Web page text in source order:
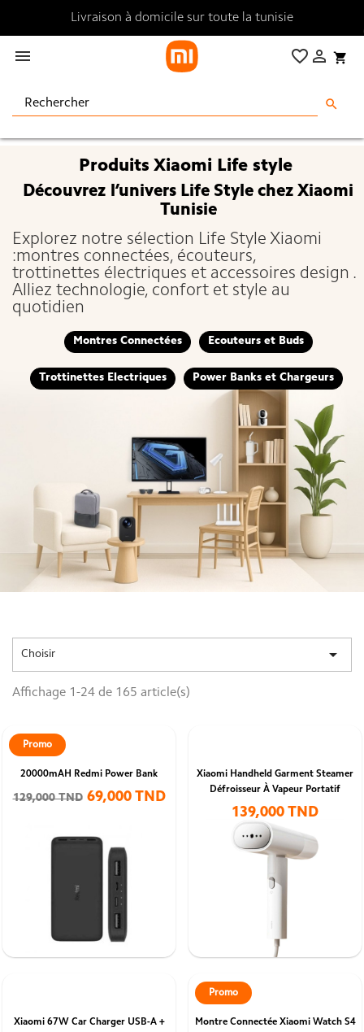
Livraison à domicile sur toute la tunisie
 shopping_cart

favorite_border
search
Produits Xiaomi Life style
Découvrez l’univers Life Style chez Xiaomi
Tunisie
Explorez notre sélection Life Style Xiaomi
:montres connectées, écouteurs,
trottinettes électriques et accessoires design .
Alliez technologie, confort et style au
quotidien
Montres Connectées Ecouteurs et Buds
Trottinettes Electriques Power Banks et Chargeurs
Choisir 
Affichage 1-24 de 165 article(s)
20000mAH Redmi Power Bank
129,000 TND 69,000 TND
Promo
Xiaomi Handheld Garment Steamer
Défroisseur À Vapeur Portatif
139,000 TND
Xiaomi 67W Car Charger USB-A +
Montre Connectée Xiaomi Watch S4
Promo